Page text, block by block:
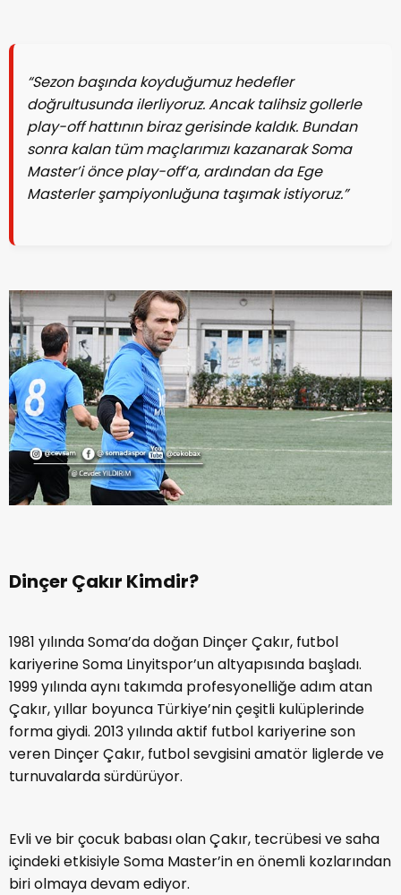
“Sezon başında koyduğumuz hedefler
doğrultusunda ilerliyoruz. Ancak talihsiz gollerle
play-off hattının biraz gerisinde kaldık. Bundan
sonra kalan tüm maçlarımızı kazanarak Soma
Master’i önce play-off’a, ardından da Ege
Masterler şampiyonluğuna taşımak istiyoruz.”
Dinçer Çakır Kimdir?
1981 yılında Soma’da doğan Dinçer Çakır, futbol
kariyerine Soma Linyitspor’un altyapısında başladı.
1999 yılında aynı takımda profesyonelliğe adım atan
Çakır, yıllar boyunca Türkiye’nin çeşitli kulüplerinde
forma giydi. 2013 yılında aktif futbol kariyerine son
veren Dinçer Çakır, futbol sevgisini amatör liglerde ve
turnuvalarda sürdürüyor.
Evli ve bir çocuk babası olan Çakır, tecrübesi ve saha
içindeki etkisiyle Soma Master’in en önemli kozlarından
biri olmaya devam ediyor.